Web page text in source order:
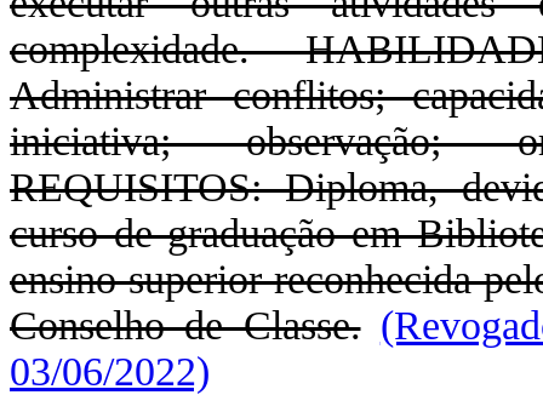
complexidade.
Administrar conflitos;
iniciativa; observação;
REQUISITOS: Diploma,
curso de graduação em
ensino superior reconhecida
Conselho de Classe.
03/06/2022)